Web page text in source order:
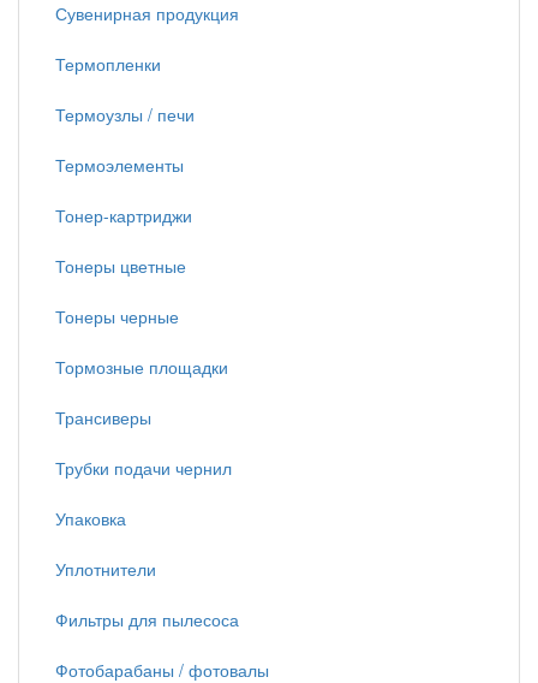
Сувенирная продукция
Термопленки
Термоузлы / печи
Термоэлементы
Тонер-картриджи
Тонеры цветные
Тонеры черные
Тормозные площадки
Трансиверы
Трубки подачи чернил
Упаковка
Уплотнители
Фильтры для пылесоса
Фотобарабаны / фотовалы